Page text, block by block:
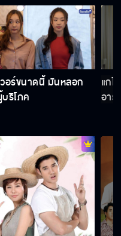
อร์ขนาดนี้ มันหลอก
ริโภค
แก
อา